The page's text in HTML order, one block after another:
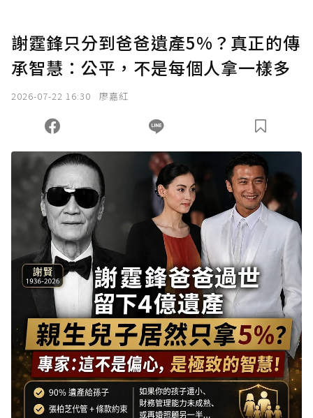
謝霆鋒只分到爸爸遺產5%？真正的傳
承智慧：公平，不是每個人拿一樣多
2026-07-22 16:30 廖嘉紅